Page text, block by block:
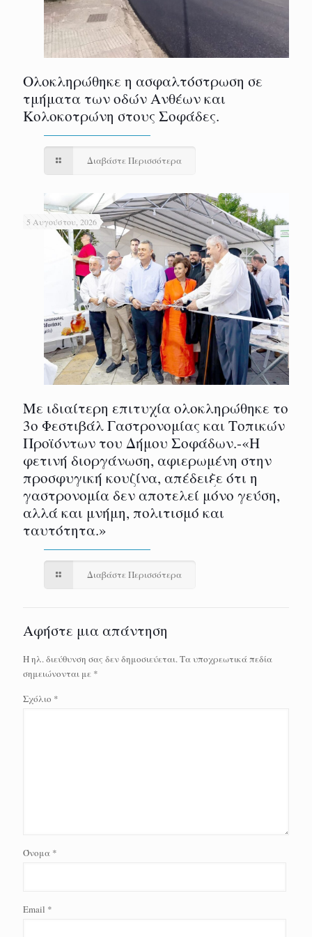
Ολοκληρώθηκε η ασφαλτόστρωση σε
τμήματα των οδών Ανθέων και
Κολοκοτρώνη στους Σοφάδες.
Διαβάστε Περισσότερα
5 Αυγούστου, 2026
Με ιδιαίτερη επιτυχία ολοκληρώθηκε το
3ο Φεστιβάλ Γαστρονομίας και Τοπικών
Προϊόντων του Δήμου Σοφάδων.-«Η
φετινή διοργάνωση, αφιερωμένη στην
προσφυγική κουζίνα, απέδειξε ότι η
γαστρονομία δεν αποτελεί μόνο γεύση,
αλλά και μνήμη, πολιτισμό και
ταυτότητα.»
Διαβάστε Περισσότερα
Αφήστε μια απάντηση
Η ηλ. διεύθυνση σας δεν δημοσιεύεται.Τα υποχρεωτικά πεδία
σημειώνονται με *
Σχόλιο *
Όνομα *
Email *